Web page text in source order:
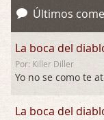
Últimos
La boca del
Por: Killer Diller
Yo no se como te
La boca del